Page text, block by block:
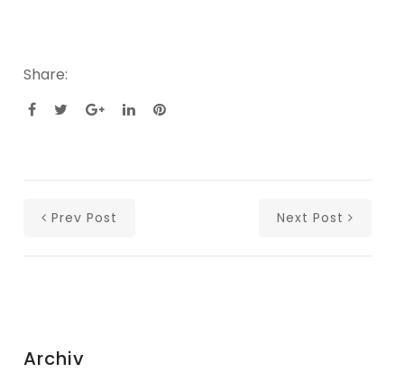
Share:
Prev Post Next Post
Archiv